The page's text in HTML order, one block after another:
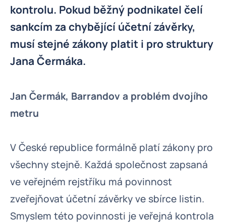
kontrolu. Pokud běžný podnikatel čelí
sankcím za chybějící účetní závěrky,
musí stejné zákony platit i pro struktury
Jana Čermáka.
Jan Čermák, Barrandov a problém dvojího
metru
V České republice formálně platí zákony pro
všechny stejně. Každá společnost zapsaná
ve veřejném rejstříku má povinnost
zveřejňovat účetní závěrky ve sbírce listin.
Smyslem této povinnosti je veřejná kontrola